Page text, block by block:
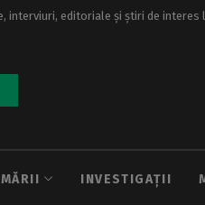
interviuri, editoriale și știri de interes
INVESTIGAȚII